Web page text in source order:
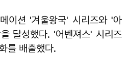
이션 '겨울왕국' 시리즈와 '아
달성했다. '어벤져스' 시리즈
를 배출했다.